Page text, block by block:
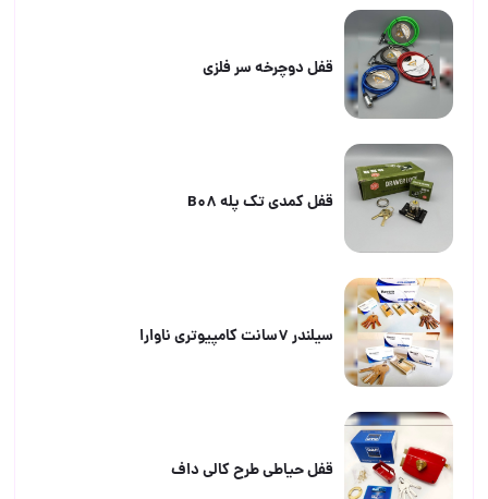
قفل دوچرخه سر فلزی
قفل کمدی تک پله B08
سیلندر ۷سانت کامپیوتری ناوارا
قفل حیاطی طرح کالی داف